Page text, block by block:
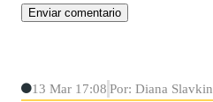
13 Mar 17:08 Por: Diana Slavkin